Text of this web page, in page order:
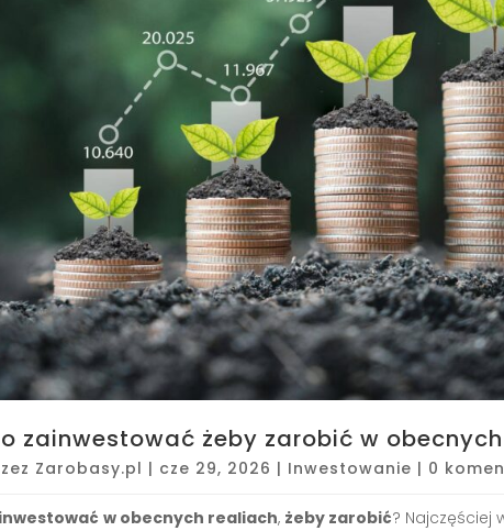
zainwestować żeby zarobić w
Zarobasy.pl | cze 29, 2026 | Inwestowanie | 0
w obecnych realiach, żeby zarobić? Najczęściej